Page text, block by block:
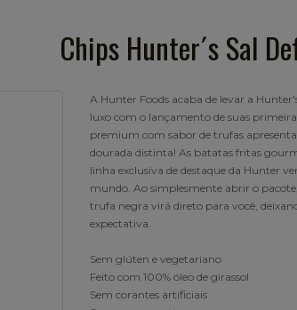
Chips Hunter´s Sal
A Hunter Foods acaba de levar a
luxo com o lançamento de suas
premium com sabor de trufas
dourada distinta! As batatas fritas
linha exclusiva de destaque da Hunter
mundo. Ao simplesmente abrir o
trufa negra virá direto para você,
expectativa.
Sem glúten e vegetariano
Feito com 100% óleo de girassol
Sem corantes artificiais